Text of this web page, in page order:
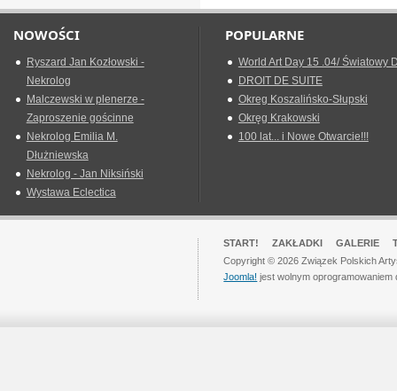
NOWOŚCI
Ryszard Jan Kozłowski -
Nekrolog
Malczewski w plenerze -
Zaproszenie gościnne
Nekrolog Emilia M.
Dłużniewska
Nekrolog - Jan Niksiński
Wystawa Eclectica
POPULARNE
World Art Day 15 .04/ Światowy
DROIT DE SUITE
Okreg Koszalińsko-Słupski
Okręg Krakowski
100 lat... i Nowe Otwarcie!!!
START! ZAKŁADKI GALERIE
Copyright © 2026 Związek Polskich
Joomla! jest wolnym